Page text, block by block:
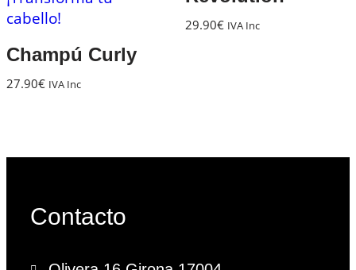
Champú Curly
27.90€ IVA Inc
29.90€ IVA Inc
Contacto